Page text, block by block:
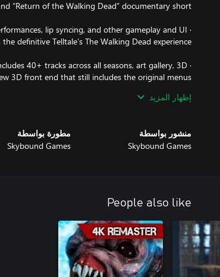
lip syncing, and other gameplay and UI
40+ tracks across all seasons, art gallery, 3D
3D front end that still includes the original menus
إظهار المزيد
منشور بواسطة
Skybound Games
مطورة بواسطة
Skybound Games
People also like